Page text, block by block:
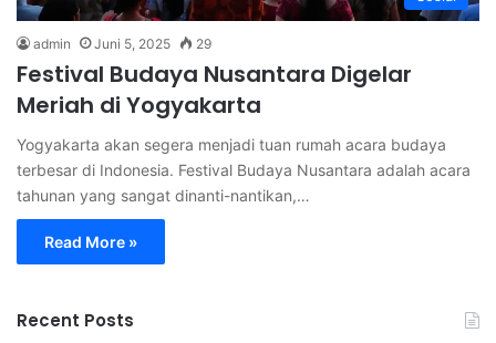
admin Juni 5, 2025 29
Festival Budaya Nusantara Digelar
Meriah di Yogyakarta
Yogyakarta akan segera menjadi tuan rumah acara budaya
terbesar di Indonesia. Festival Budaya Nusantara adalah acara
tahunan yang sangat dinanti-nantikan,…
Read More »
Recent Posts